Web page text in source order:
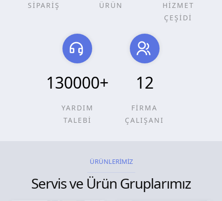
SİPARİŞ ÜRÜN
HİZMET
ÇEŞİDİ
130000+
YARDIM
TALEBİ
12
FİRMA
ÇALIŞANI
ÜRÜNLERİMİZ
Servis ve Ürün Gruplarımız